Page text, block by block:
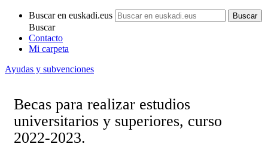
Buscar en euskadi.eus
Buscar
Contacto
Mi carpeta
Ayudas y subvenciones
Becas para realizar estudios
universitarios y superiores, curso
2022-2023.